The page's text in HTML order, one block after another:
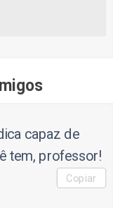
capaz de
tem, professor!
Copiar